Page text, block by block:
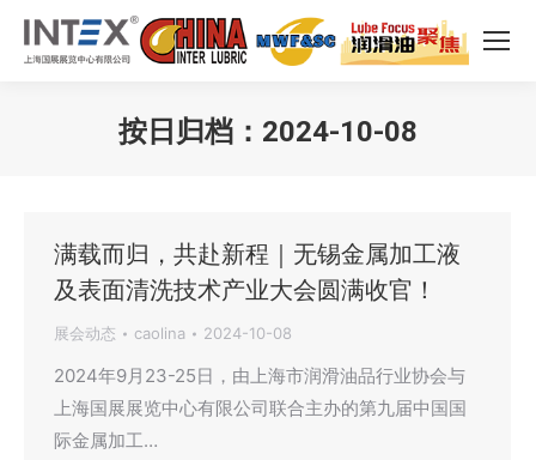
按日归档： 2024-10-08
满载而归，共赴新程｜无锡金属加工液
及表面清洗技术产业大会圆满收官！
展会动态 caolina 2024-10-08
2024年9月23-25日，由上海市润滑油品行业协会与
上海国展展览中心有限公司联合主办的第九届中国国
际金属加工…